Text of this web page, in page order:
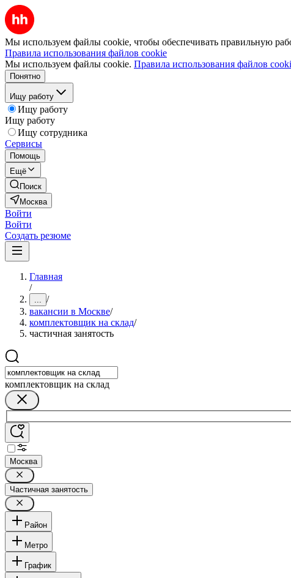
Мы используем файлы cookie, чтобы обеспечивать правильную
Правила использования файлов cookie
Мы используем файлы cookie. Правила использования файлов
Понятно
Ищу работу
Ищу работу
Ищу работу
Ищу сотрудника
Сервисы
Помощь
Ещё
Поиск
Москва
Войти
Войти
Создать резюме
Главная
/
... /
вакансии в Москве/
комплектовщик на склад/
частичная занятость
комплектовщик на склад
Москва
Частичная занятость
Район
Метро
График